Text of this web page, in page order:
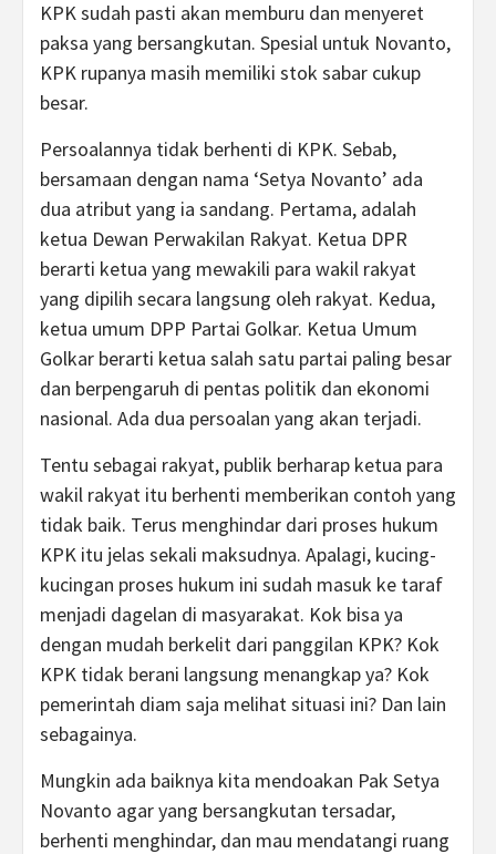
KPK sudah pasti akan memburu dan menyeret
paksa yang bersangkutan. Spesial untuk Novanto,
KPK rupanya masih memiliki stok sabar cukup
besar.
Persoalannya tidak berhenti di KPK. Sebab,
bersamaan dengan nama ‘Setya Novanto’ ada
dua atribut yang ia sandang. Pertama, adalah
ketua Dewan Perwakilan Rakyat. Ketua DPR
berarti ketua yang mewakili para wakil rakyat
yang dipilih secara langsung oleh rakyat. Kedua,
ketua umum DPP Partai Golkar. Ketua Umum
Golkar berarti ketua salah satu partai paling besar
dan berpengaruh di pentas politik dan ekonomi
nasional. Ada dua persoalan yang akan terjadi.
Tentu sebagai rakyat, publik berharap ketua para
wakil rakyat itu berhenti memberikan contoh yang
tidak baik. Terus menghindar dari proses hukum
KPK itu jelas sekali maksudnya. Apalagi, kucing-
kucingan proses hukum ini sudah masuk ke taraf
menjadi dagelan di masyarakat. Kok bisa ya
dengan mudah berkelit dari panggilan KPK? Kok
KPK tidak berani langsung menangkap ya? Kok
pemerintah diam saja melihat situasi ini? Dan lain
sebagainya.
Mungkin ada baiknya kita mendoakan Pak Setya
Novanto agar yang bersangkutan tersadar,
berhenti menghindar, dan mau mendatangi ruang